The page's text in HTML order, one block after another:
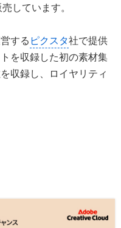
しています。
する ピクスタ社で提供
を収録した初の素材集
収録し、ロイヤリティ